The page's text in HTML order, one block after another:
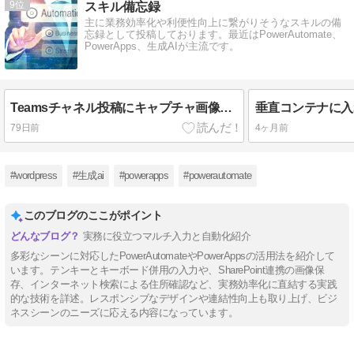
9 スキル備忘録
主に業務効率化や利便性向上に繋がりそうなスキルの備
忘録として投稿しております。最近はPowerAutomate、
PowerApps、生成AIが主流です。
Teamsチャネル投稿にキャプチャ画像があれば保存
79日前 4ヶ月前
#wordpress #生成ai #powerapps #powerautomate
このブログのここがポイント
実務に役立つマルチ入力と自動化紹介
多彩なシーンに対応したPowerAutomateやPowerAppsの活用法を紹介して
います。テンキーとキーボード併用の入力や、SharePoint連携の画像保
存、インターネット検索による住所確認など、実務効率化に直結する実践
的な技術を詳述。レスポンシブなデザインや連結性向上も取り上げ、ビジ
ネスシーンのニーズに応える内容になっています。